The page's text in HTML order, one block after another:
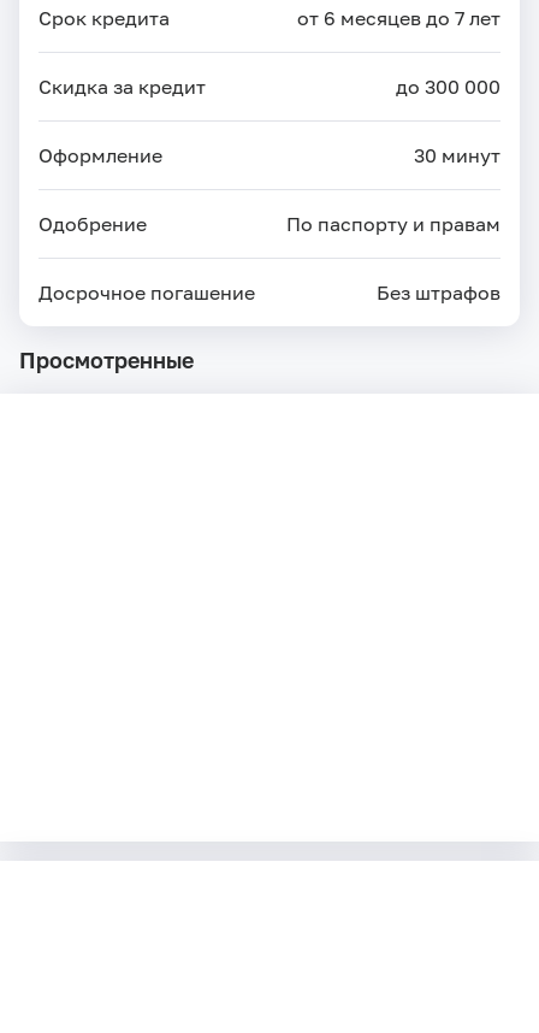
Срок кредита от 6 месяцев до 7 лет
Скидка за кредит до 300 000
Оформление 30 минут
Одобрение По паспорту и правам
Досрочное погашение Без штрафов
Просмотренные